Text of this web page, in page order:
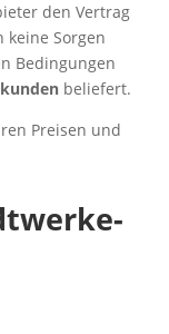
den Vertrag
keine Sorgen
Bedingungen
beliefert.
Preisen und